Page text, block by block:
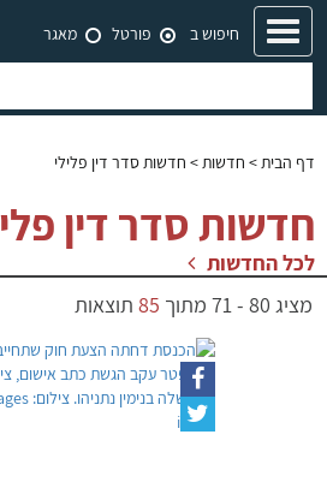
Toggle
navigation
חיפוש ב פורטל מאגר
דף הבית> חדשות > חדשות סדר דין פלילי
חדשות סדר דין
לכל החדשות
מציג 80
-
71 מתוך 85 תוצאות